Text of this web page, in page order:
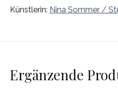
Künstlerin: Nina Sommer /
Ergänzende